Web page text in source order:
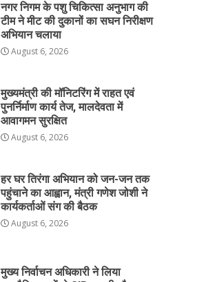
नगर निगम के पशु चिकित्सा अनुभाग की
टीम ने मीट की दुकानों का सघन निरीक्षण
अभियान चलाया
August 6, 2026
मुख्यमंत्री की मॉनिटरिंग में राहत एवं
पुनर्निर्माण कार्य तेज, मालदेवता में
आवागमन सुरक्षित
August 6, 2026
हर घर तिरंगा अभियान को जन-जन तक
पहुंचाने का आह्वान, मंत्री गणेश जोशी ने
कार्यकर्ताओं संग की बैठक
August 6, 2026
मुख्य निर्वाचन अधिकारी ने लिया